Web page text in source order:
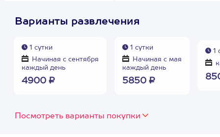
Варианты развлечения
1 сутки
Начиная с сентября
каждый день
4900 ₽
1 сутки
Начиная с мая
каждый день
5850 ₽
1
Посмотреть варианты покупки